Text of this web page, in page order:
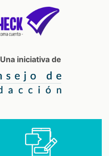
Una iniciativa de